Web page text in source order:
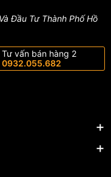
Đầu Tư Thành Phố Hồ
Tư vấn bán hàng 2
0932.055.682